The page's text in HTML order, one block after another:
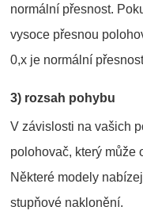
normální přesnost.
vysoce přesnou
0,x je normální
3) rozsah pohybu
V závislosti na vašich
polohovač, který může
Některé modely
stupňové naklonění.